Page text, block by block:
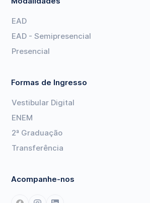
EAD
EAD - Semipresencial
Presencial
Formas de Ingresso
Vestibular Digital
ENEM
2ª Graduação
Transferência
Acompanhe-nos